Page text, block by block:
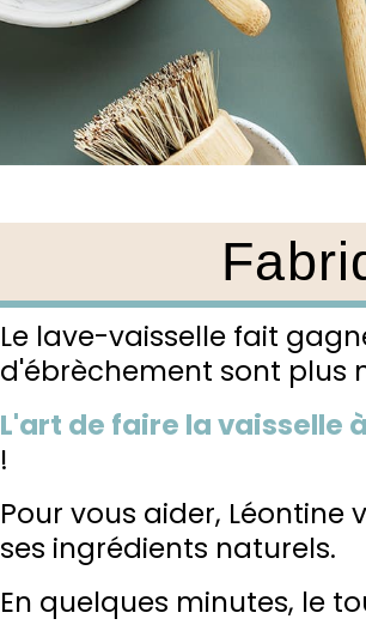
Le lave-vaisselle fait
d'ébrèchement sont plus
L'art de faire la vaisselle
!
Pour vous aider,
ses ingrédients naturels.
En quelques minutes, le